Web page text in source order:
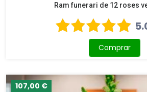
Ram funerari de 12 roses
Comprar
107,00 €